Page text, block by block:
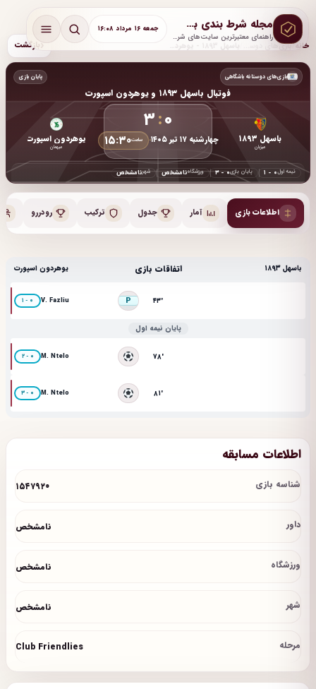
مجله شرط بندی بت لحظه
راهنمای معتبرترین سایت‌های شرط بندی با آموزش و پشتیبانی واقعی
جمعه ۱۶ مرداد ۱۶:۰۸
‹بازگشت خانه/
بازی‌های دوستانه باشگاهی پایان بازی
فوتبال باسهل ۱۸۹۳ و یوهردون اسپورت
باسهل ۱۸۹۳
میزبان
۳:۰
چهارشنبه ۱۷ تیر ۱۴۰۵ • ساعت۱۵:۳۰ یوهردون اسپورت
میهمان
نیمه اول۱ - ۰ پایان بازی۳ - ۰ ورزشگاهنامشخص شهرنامشخص
اطلاعات بازی آمار جدول ترکیب رودررو
باسهل ۱۸۹۳ اتفاقات بازی یوهردون اسپورت
۱ - ۰ V. Fazliu P ۴۳'
پایان نیمه اول
۲ - ۰ M. Ntelo ۷۸'
۳ - ۰ M. Ntelo ۸۱'
اطلاعات مسابقه
شناسه بازی ۱۵۴۷۹۲۰
داور نامشخص
ورزشگاه نامشخص
شهر نامشخص
مرحله Club Friendlies